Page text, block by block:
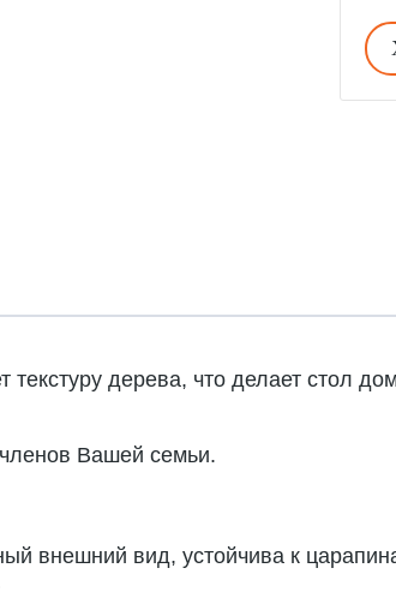
дерева, что делает стол
Вашей семьи.
внешний вид, устойчива к